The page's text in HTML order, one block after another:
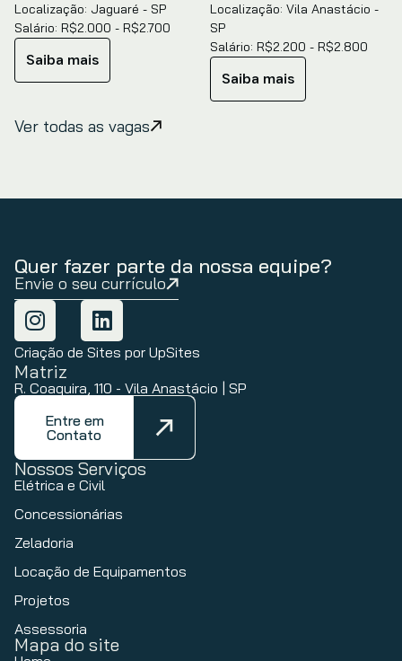
Localização: Jaguaré - SP
Salário: R$2.000 - R$2.700
Saiba mais
Localização: Vila Anastácio -
SP
Salário: R$2.200 - R$2.800
Saiba mais
Ver todas as vagas
Quer fazer parte da nossa equipe?
Envie o seu currículo
Criação de Sites por UpSites
Mapa do site
Nossos Serviços
Elétrica e Civil
Concessionárias
Zeladoria
Locação de Equipamentos
Projetos
Assessoria
Matriz
R. Coaquira, 110 - Vila Anastácio | SP
Entre em
Contato